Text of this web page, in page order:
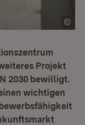
Projekt
2030 bewilligt.
wichtigen